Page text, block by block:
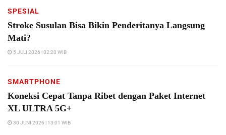
SPESIAL
Stroke Susulan Bisa Bikin Penderitanya Langsung
Mati?
5 JULI 2026 | 02:20 WIB
SMARTPHONE
Koneksi Cepat Tanpa Ribet dengan Paket Internet
XL ULTRA 5G+
30 JUNI 2026 | 13:01 WIB